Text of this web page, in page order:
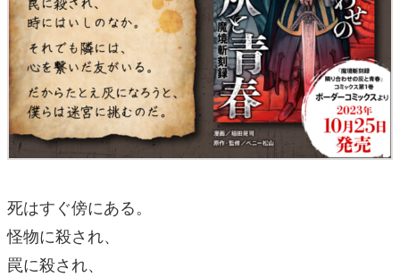
死はすぐ傍にある。
怪物に殺され、
罠に殺され、